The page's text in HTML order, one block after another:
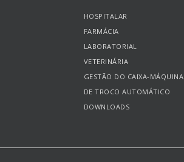
HOSPITALAR
FARMÁCIA
LABORATORIAL
VETERINÁRIA
GESTÃO DO CAIXA-MÁQUINA
DE TROCO AUTOMÁTICO
DOWNLOADS